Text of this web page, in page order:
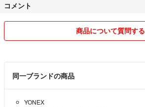
コメント
商品について質問する
同一ブランドの商品
YONEX